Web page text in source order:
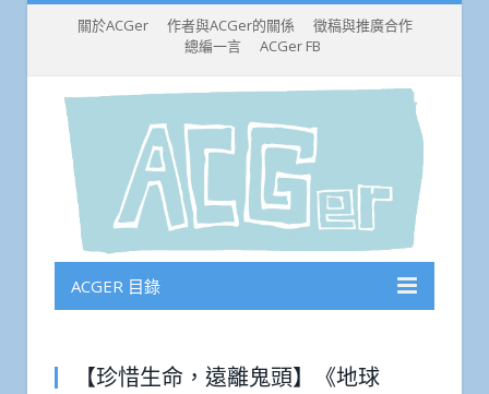
關於ACGer 作者與ACGer的關係
徵稿與推廣合作
總編一言
ACGer FB
ACGER 目錄
【珍惜生命，遠離鬼頭】《地球